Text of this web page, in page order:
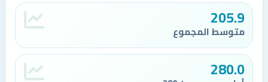
205.9
متوسط المجموع
280.0